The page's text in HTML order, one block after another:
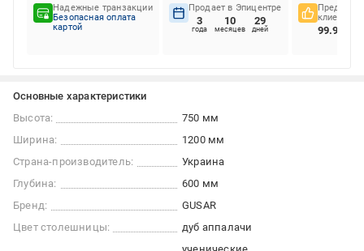
Надежные транзакции
Безопасная оплата
картой
Продает в Эпицентре
3
года
10
месяцев
29
дней
клиентов
99.98%
Основные характеристики
Высота:
750 мм
Ширина:
1200 мм
Страна-производитель:
Украина
Глубина:
600 мм
Бренд:
GUSAR
Цвет столешницы:
дуб аппалачи